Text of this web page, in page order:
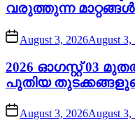
വരുത്തുന്ന
August 3, 2026August 3,
2026 ഓഗസ്റ്റ് 03
പുതിയ
August 3, 2026August 3,